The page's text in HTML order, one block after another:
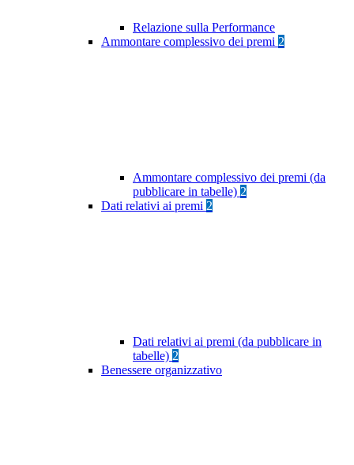
Relazione sulla Performance
Ammontare complessivo dei premi 2
Ammontare complessivo dei premi (da
pubblicare in tabelle) 2
Dati relativi ai premi 2
Dati relativi ai premi (da pubblicare in
tabelle) 2
Benessere organizzativo